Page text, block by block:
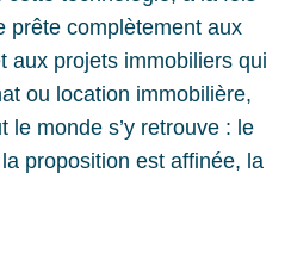
prête complètement aux
aux projets immobiliers qui
ou location immobilière,
le monde s’y retrouve : le
proposition est affinée, la